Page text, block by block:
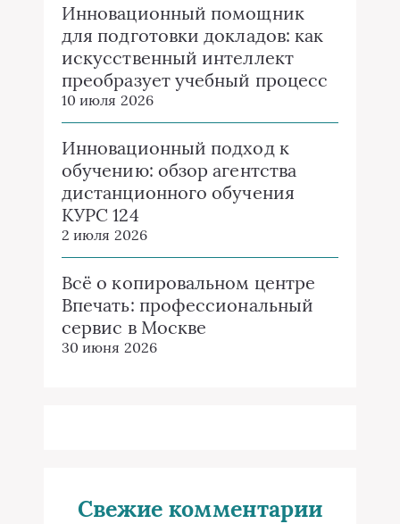
Инновационный помощник
для подготовки докладов: как
искусственный интеллект
преобразует учебный процесс
10 июля 2026
Инновационный подход к
обучению: обзор агентства
дистанционного обучения
КУРС 124
2 июля 2026
Всё о копировальном центре
Впечать: профессиональный
сервис в Москве
30 июня 2026
Свежие комментарии